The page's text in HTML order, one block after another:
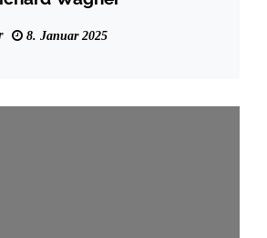
8. Januar 2025